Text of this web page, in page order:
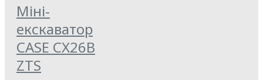
Міні-
екскаватор
CASE CX26B
ZTS